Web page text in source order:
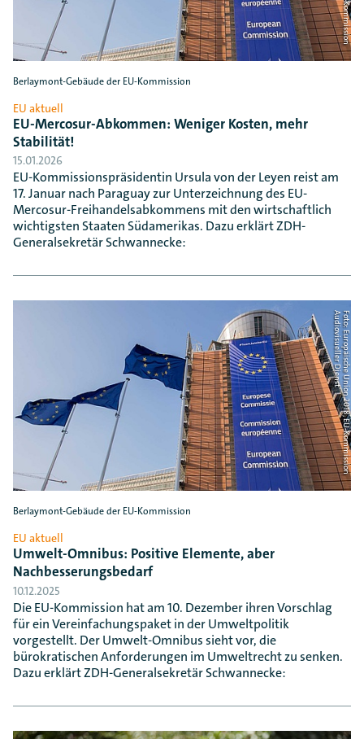
Berlaymont-Gebäude der EU-Kommission
EU aktuell
EU-Mercosur-Abkommen: Weniger Kosten, mehr
Stabilität!
15.01.2026
EU-Kommissionspräsidentin Ursula von der Leyen reist am
17. Januar nach Paraguay zur Unterzeichnung des EU-
Mercosur-Freihandelsabkommens mit den wirtschaftlich
wichtigsten Staaten Südamerikas. Dazu erklärt ZDH-
Generalsekretär Schwannecke:
Berlaymont-Gebäude der EU-Kommission
F
o
t
o
:
E
u
r
o
p
ä
i
s
c
h
e
U
n
i
o
n
2
0
1
8
, E
U
-
K
o
m
m
i
s
s
i
o
n
A
u
d
i
o
v
i
s
u
e
l
l
e
r
D
i
e
n
s
t
EU aktuell
Umwelt-Omnibus: Positive Elemente, aber
Nachbesserungsbedarf
10.12.2025
Die EU-Kommission hat am 10. Dezember ihren Vorschlag
für ein Vereinfachungspaket in der Umweltpolitik
vorgestellt. Der Umwelt-Omnibus sieht vor, die
bürokratischen Anforderungen im Umweltrecht zu senken.
Dazu erklärt ZDH-Generalsekretär Schwannecke: